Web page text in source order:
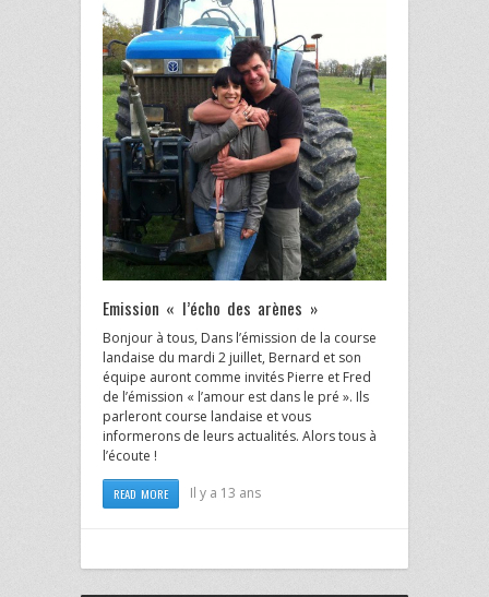
Emission « l’écho des arènes »
Bonjour à tous, Dans l’émission de la course
landaise du mardi 2 juillet, Bernard et son
équipe auront comme invités Pierre et Fred
de l’émission « l’amour est dans le pré ». Ils
parleront course landaise et vous
informerons de leurs actualités. Alors tous à
l’écoute !
READ MORE Il y a 13 ans